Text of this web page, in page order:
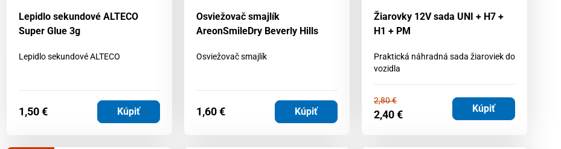
Lepidlo sekundové ALTECO
Super Glue 3g
Lepidlo sekundové ALTECO
1,50€ Kúpiť
Osviežovač smajlík
AreonSmileDry Beverly Hills
Osviežovač smajlík
1,60€ Kúpiť
Žiarovky 12V sada UNI + H7 +
H1 + PM
Praktická náhradná sada žiaroviek do
vozidla
2,80€
2,40€ Kúpiť